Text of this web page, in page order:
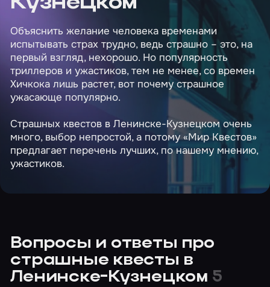
Объяснить желание человека временами
испытывать страх трудно, ведь страшно – это, на
первый взгляд, нехорошо. Но популярность
триллеров и ужастиков, тем не менее, со времен
Хичкока лишь растет, вот почему страшное
ужасающе популярно.
Страшных квестов в Ленинске-Кузнецком очень
много, выбор непростой, а потому «Мир Квестов»
предлагает перечень лучших, по нашему мнению,
ужастиков.
Вопросы и ответы про
страшные квесты в
Ленинске-Кузнецком 5